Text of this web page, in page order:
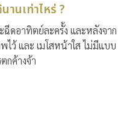
านเท่าไหร่ ?
ฉีดอาทิตย์ละครั้ง และหลังจาก
ว้ และ เมโสหน้าใส ไม่มีแบบ
กค้างจ้า